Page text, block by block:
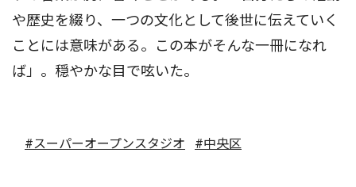
や歴史を綴り、一つの文化として後世に伝えていく
ことには意味がある。この本がそんな一冊になれ
ば」。穏やかな目で呟いた。
#スーパーオープンスタジオ #中央区